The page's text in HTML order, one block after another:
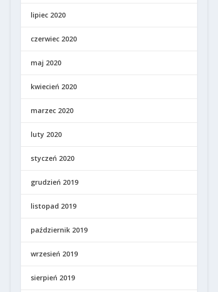
lipiec 2020
czerwiec 2020
maj 2020
kwiecień 2020
marzec 2020
luty 2020
styczeń 2020
grudzień 2019
listopad 2019
październik 2019
wrzesień 2019
sierpień 2019